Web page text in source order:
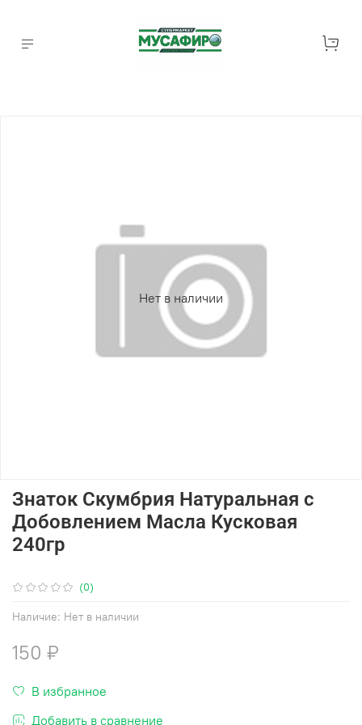
Нет в наличии
(0)
Наличие: Нет в наличии
Знаток Скумбрия Натуральная с
Добовлением Масла Кусковая
240гр
150 ₽
В избранное
Добавить в сравнение